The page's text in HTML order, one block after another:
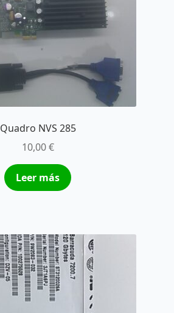
Quadro NVS 285
10,00€
Leer más